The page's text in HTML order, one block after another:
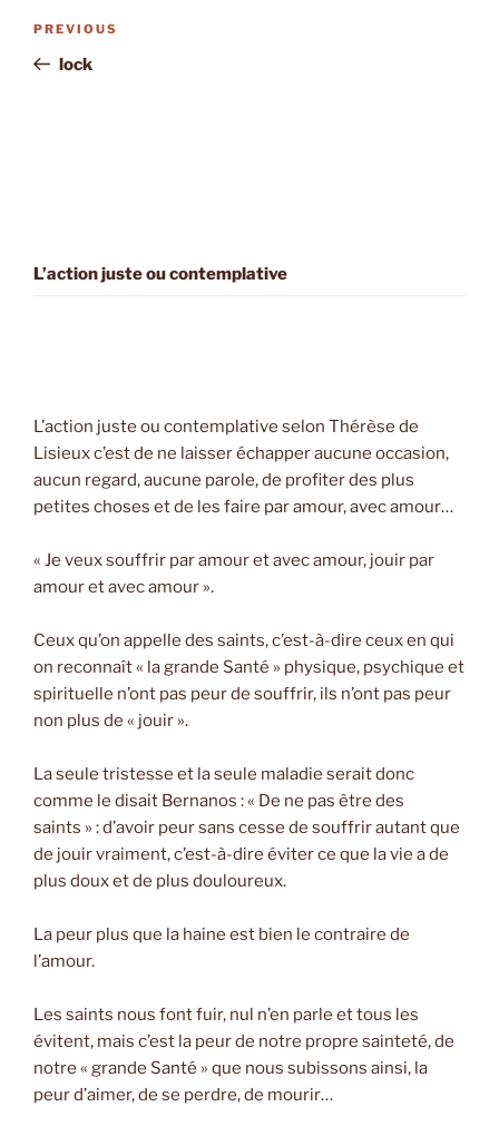
Previous
Post
PREVIOUS
lock
L’action juste ou contemplative
L’action juste ou contemplative selon Thérèse de
Lisieux c’est de ne laisser échapper aucune occasion,
aucun regard, aucune parole, de profiter des plus
petites choses et de les faire par amour, avec amour…
« Je veux souffrir par amour et avec amour, jouir par
amour et avec amour ».
Ceux qu’on appelle des saints, c’est-à-dire ceux en qui
on reconnaît « la grande Santé » physique, psychique et
spirituelle n’ont pas peur de souffrir, ils n’ont pas peur
non plus de « jouir ».
La seule tristesse et la seule maladie serait donc
comme le disait Bernanos : « De ne pas être des
saints » : d’avoir peur sans cesse de souffrir autant que
de jouir vraiment, c’est-à-dire éviter ce que la vie a de
plus doux et de plus douloureux.
La peur plus que la haine est bien le contraire de
l’amour.
Les saints nous font fuir, nul n’en parle et tous les
évitent, mais c’est la peur de notre propre sainteté, de
notre « grande Santé » que nous subissons ainsi, la
peur d’aimer, de se perdre, de mourir…